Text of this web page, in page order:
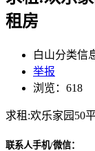
租房
白山分类信
举报
浏览：618
求租:欢乐家园50
联系人手机/微信：